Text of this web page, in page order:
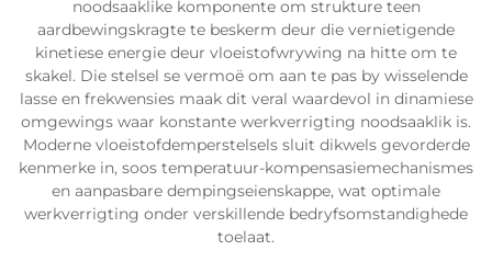
noodsaaklike komponente om strukture teen
aardbewingskragte te beskerm deur die vernietigende
kinetiese energie deur vloeistofwrywing na hitte om te
skakel. Die stelsel se vermoë om aan te pas by wisselende
lasse en frekwensies maak dit veral waardevol in dinamiese
omgewings waar konstante werkverrigting noodsaaklik is.
Moderne vloeistofdemperstelsels sluit dikwels gevorderde
kenmerke in, soos temperatuur-kompensasiemechanismes
en aanpasbare dempingseienskappe, wat optimale
werkverrigting onder verskillende bedryfsomstandighede
toelaat.